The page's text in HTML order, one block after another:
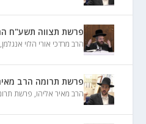
פרשת תצווה תשע"ח
הרב מרדכי אורי הלוי אנגלמן,
פרשת תרומה הרב
הרב מאיר אליהו, פרשת